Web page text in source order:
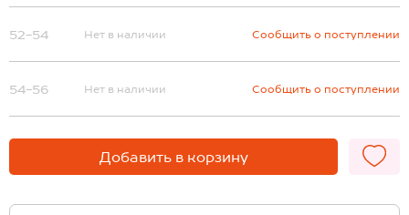
52-54 Нет в наличии Сообщить о поступлении
54-56 Нет в наличии Сообщить о поступлении
Добавить в корзину